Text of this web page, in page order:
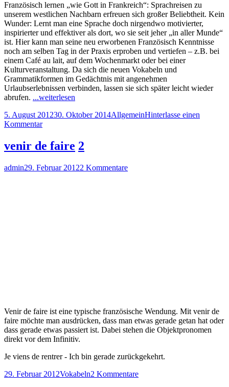
in
Frankreich:
Französisch
lernen
avec
plaisir!
Französisch lernen „wie Gott in Frankreich“: Sprachreisen zu
unserem westlichen Nachbarn erfreuen sich großer Beliebtheit. Kein
Wunder: Lernt man eine Sprache doch nirgendwo motivierter,
inspirierter und effektiver als dort, wo sie seit jeher „in aller Munde“
ist. Hier kann man seine neu erworbenen Französisch Kenntnisse
noch am selben Tag in der Praxis erproben und vertiefen – z.B. bei
einem Café au lait, auf dem Wochenmarkt oder bei einer
Kulturveranstaltung. Da sich die neuen Vokabeln und
Grammatikformen im Gedächtnis mit angenehmen
Urlaubserlebnissen verbinden, lassen sie sich später leicht wieder
abrufen. ...weiterlesen
Frankreich:
avec
plaisir!"
Veröffentlicht
am
5. August 201230. Oktober 2014Kategorien
AllgemeinHinterlasse einen
Kommentarzu
in
Frankreich:
lernen
venir de faire 2
Autor
adminVeröffentlicht
29. Februar 20122 Kommentarezu
Venir de faire ist eine typische französische Wendung. Mit venir de
faire möchte man ausdrücken, dass man etwas gerade getan hat oder
dass gerade etwas passiert ist. Dabei stehen die Objektpronomen
direkt vor dem Infinitiv.
Je viens de rentrer - Ich bin gerade zurückgekehrt.
Veröffentlicht
29. Februar 2012Kategorien
Vokabeln2 Kommentarezu